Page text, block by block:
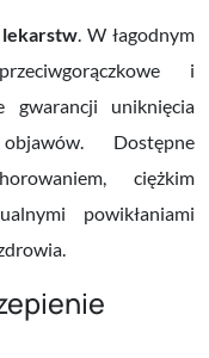
lekarstw. W łagodnym
i
gwarancji uniknięcia
Dostępne
ciężkim
powikłaniami